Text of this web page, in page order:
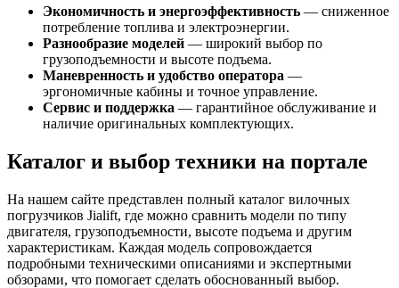
Экономичность и энергоэффективность — сниженное
потребление топлива и электроэнергии.
Разнообразие моделей — широкий выбор по
грузоподъемности и высоте подъема.
Маневренность и удобство оператора —
эргономичные кабины и точное управление.
Сервис и поддержка — гарантийное обслуживание и
наличие оригинальных комплектующих.
Каталог и выбор техники на портале
На нашем сайте представлен полный каталог вилочных
погрузчиков Jialift, где можно сравнить модели по типу
двигателя, грузоподъемности, высоте подъема и другим
характеристикам. Каждая модель сопровождается
подробными техническими описаниями и экспертными
обзорами, что помогает сделать обоснованный выбор.